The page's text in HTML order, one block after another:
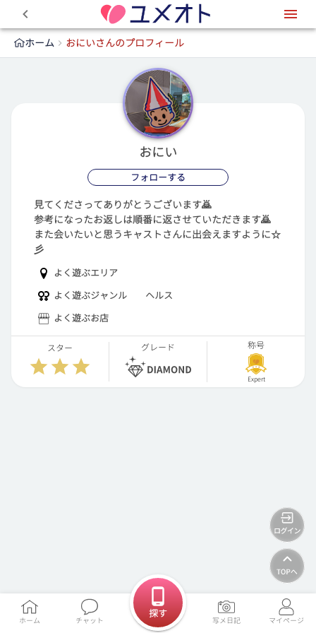
ホーム おにいさんのプロフィール
おにい
フォローする
見てくださってありがとうございます🙇
参考になったお返しは順番に返させていただきます🙇
また会いたいと思うキャストさんに出会えますように☆
彡
よく遊ぶエリア
よく遊ぶジャンル
ヘルス
よく遊ぶお店
スター グレード 称号
Expert
探す
ホーム チャット 写メ日記 マイページ